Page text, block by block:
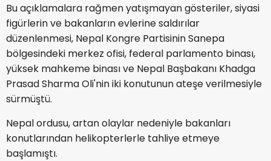
Bu açıklamalara rağmen yatışmayan gösteriler, siyasi
figürlerin ve bakanların evlerine saldırılar
düzenlenmesi, Nepal Kongre Partisinin Sanepa
bölgesindeki merkez ofisi, federal parlamento binası,
yüksek mahkeme binası ve Nepal Başbakanı Khadga
Prasad Sharma Oli'nin iki konutunun ateşe verilmesiyle
sürmüştü.
Nepal ordusu, artan olaylar nedeniyle bakanları
konutlarından helikopterlerle tahliye etmeye
başlamıştı.